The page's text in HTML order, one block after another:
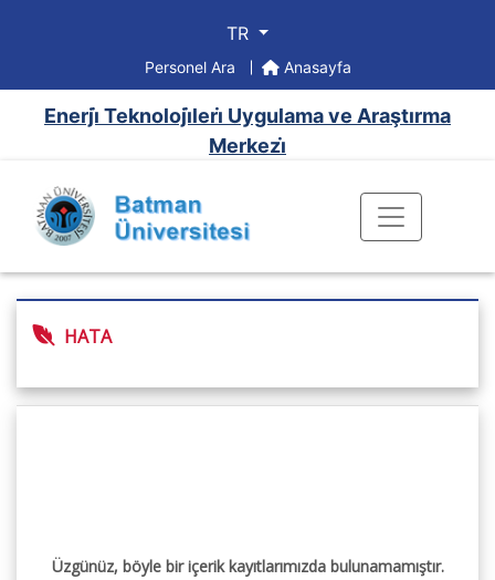
TR
Personel Ara Anasayfa
Enerji̇ Teknoloji̇leri̇ Uygulama ve Araştırma
Merkezi̇
HATA
Üzgünüz, böyle bir içerik kayıtlarımızda bulunamamıştır.